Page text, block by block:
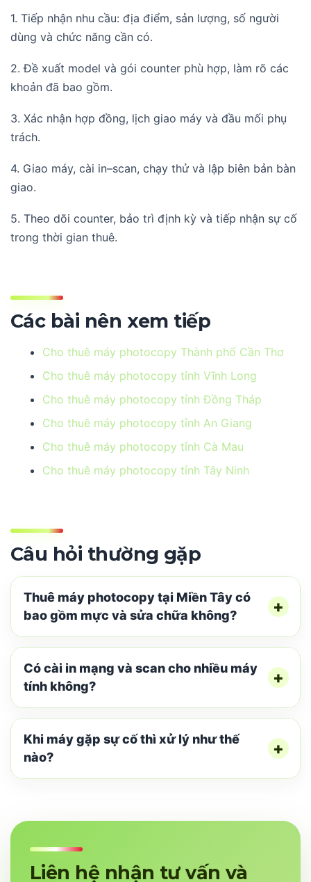
1. Tiếp nhận nhu cầu: địa điểm, sản lượng, số người
dùng và chức năng cần có.
2. Đề xuất model và gói counter phù hợp, làm rõ các
khoản đã bao gồm.
3. Xác nhận hợp đồng, lịch giao máy và đầu mối phụ
trách.
4. Giao máy, cài in–scan, chạy thử và lập biên bản bàn
giao.
5. Theo dõi counter, bảo trì định kỳ và tiếp nhận sự cố
trong thời gian thuê.
Các bài nên xem tiếp
Cho thuê máy photocopy Thành phố Cần Thơ
Cho thuê máy photocopy tỉnh Vĩnh Long
Cho thuê máy photocopy tỉnh Đồng Tháp
Cho thuê máy photocopy tỉnh An Giang
Cho thuê máy photocopy tỉnh Cà Mau
Cho thuê máy photocopy tỉnh Tây Ninh
Câu hỏi thường gặp
Thuê máy photocopy tại Miền Tây có
bao gồm mực và sửa chữa không?
Có cài in mạng và scan cho nhiều máy
tính không?
Khi máy gặp sự cố thì xử lý như thế
nào?
Liên hệ nhận tư vấn và